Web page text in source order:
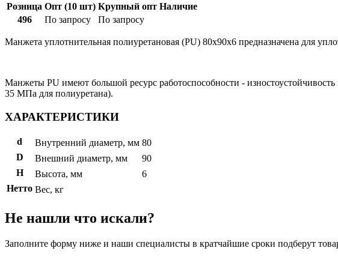
Розница Опт (10 шт) Крупный опт Наличие
496
По запросу По запросу
Манжета уплотнительная полиуретановая (PU) 80x90x6 предназначена для
Манжеты PU имеют большой ресурс работоспособности -
35 МПа для полиуретана).
ХАРАКТЕРИСТИКИ
d Внутренний диаметр, мм 80
D
Внешний диаметр, мм
90
H
Высота, мм
6
Нетто Вес, кг
Не нашли что искали?
Заполните форму ниже и наши специалисты в кратчайшие сроки подберут